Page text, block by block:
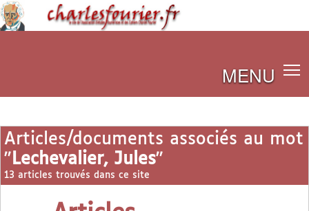
MENU
Articles/documents associés au mot
" Lechevalier, Jules"
13 articles trouvés dans ce site